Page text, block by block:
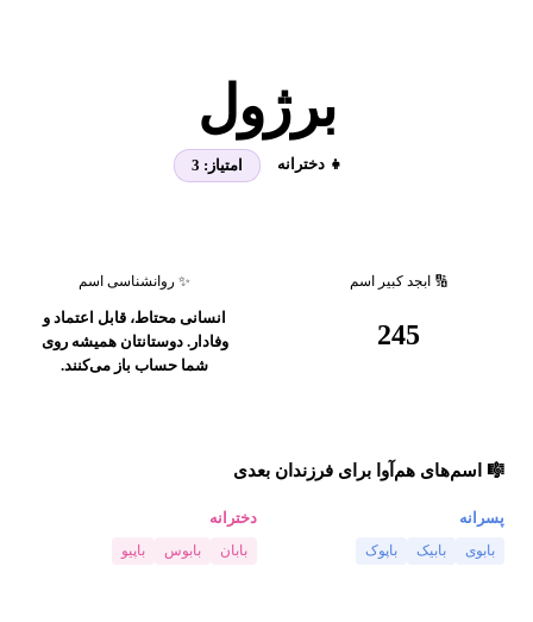
برژول
👧 دخترانه امتیاز: 3
🔢 ابجد کبیر اسم
245
✨ روانشناسی اسم
انسانی محتاط، قابل اعتماد و
وفادار. دوستانتان همیشه روی
شما حساب باز می‌کنند.
🎼 اسم‌های هم‌آوا برای فرزندان بعدی
پسرانه
بابوی بابیک باپوک
دخترانه
بابان بابوس باپیو